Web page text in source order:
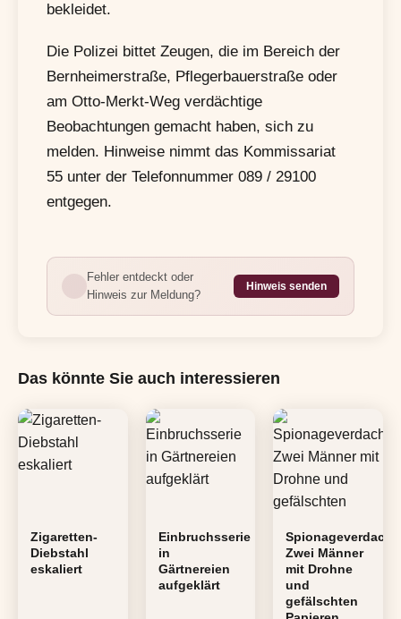
bekleidet.
Die Polizei bittet Zeugen, die im Bereich der
Bernheimerstraße, Pflegerbauerstraße oder
am Otto-Merkt-Weg verdächtige
Beobachtungen gemacht haben, sich zu
melden. Hinweise nimmt das Kommissariat
55 unter der Telefonnummer 089 / 29100
entgegen.
Fehler entdeckt oder
Hinweis zur Meldung?
Hinweis senden
Das könnte Sie auch interessieren
Zigaretten-
Diebstahl
eskaliert
Einbruchsserie
in
Gärtnereien
aufgeklärt
Zwei Männer
mit Drohne
und
gefälschten